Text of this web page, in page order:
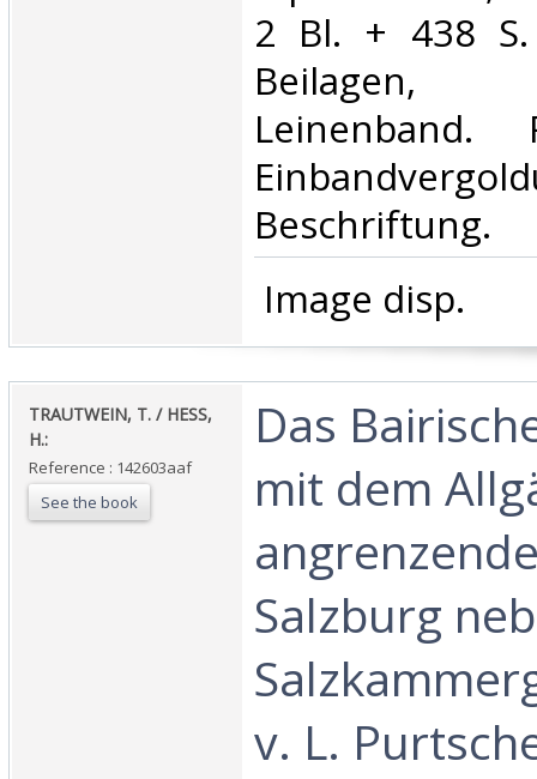
2 Bl. + 438
Leinenband.
Beschriftung. ‎
‎ Image disp.‎
‎TRAUTWEIN, T. / HESS,
H.:‎
Reference : 142603aaf
See the book
‎Das
mit dem
Salzburg
v. L.